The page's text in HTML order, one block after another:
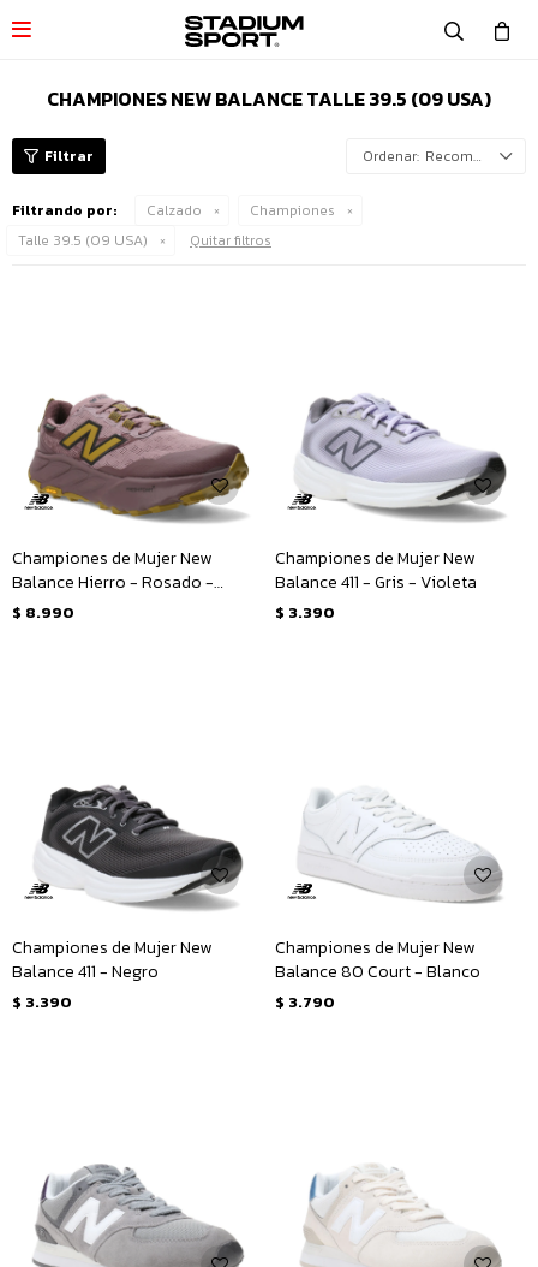

CHAMPIONES NEW BALANCE TALLE 39.5 (09 USA)
Recomendados
Filtrando por: Calzado
Championes
Talle 39.5 (09 USA)
Quitar filtros
Championes de Mujer New
Balance Hierro - Rosado -
Amarillo Mostaza
$ 8.990
Championes de Mujer New
Balance 411 - Gris - Violeta
$ 3.390
Championes de Mujer New
Balance 411 - Negro
$ 3.390
Championes de Mujer New
Balance 80 Court - Blanco
$ 3.790